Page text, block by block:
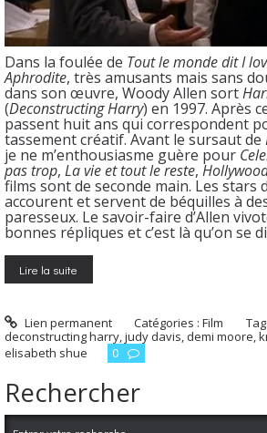
Dans la foulée de Tout le monde dit I
Aphrodite, très amusants mais sans
dans son œuvre, Woody Allen sort
(Deconstructing Harry) en 1997. Après
passent huit ans qui correspondent
tassement créatif. Avant le sursaut de
je ne m’enthousiasme guère pour
pas trop, La vie et tout le reste,
films sont de seconde main. Les stars
accourent et servent de béquilles à
paresseux. Le savoir-faire d’Allen
bonnes répliques et c’est là qu’on se
Lire la suite
Lien permanent Catégories :Film
deconstructing harry,judy davis, demi moore,
elisabeth shue
0
Rechercher